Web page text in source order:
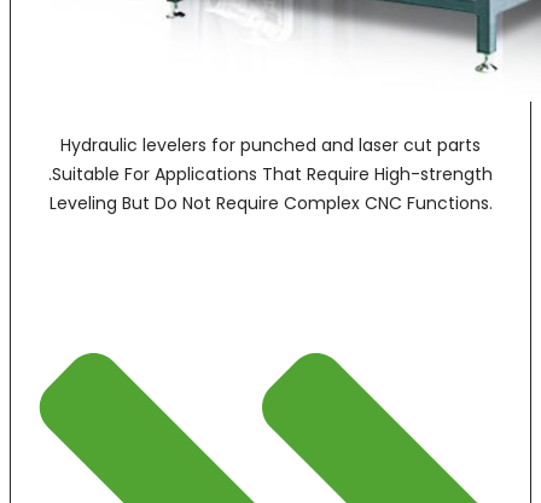
Hydraulic levelers for punched and laser cut parts
.Suitable For Applications That Require High-strength
Leveling But Do Not Require Complex CNC Functions.